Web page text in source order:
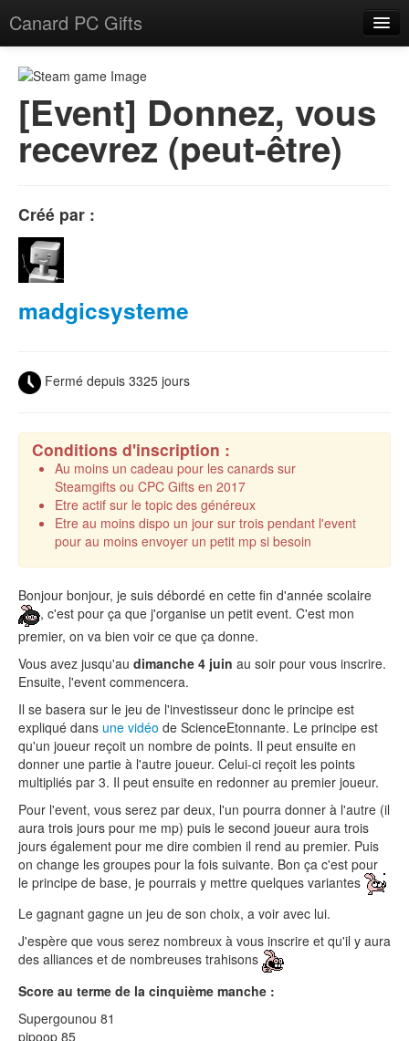
Canard PC Gifts
Connexion
[Event] Donnez, vous
recevrez (peut-être)
Créé par :
madgicsysteme
Fermé depuis 3325 jours
Conditions d'inscription :
Au moins un cadeau pour les canards sur
Steamgifts ou CPC Gifts en 2017
Etre actif sur le topic des généreux
Etre au moins dispo un jour sur trois pendant l'event
pour au moins envoyer un petit mp si besoin
Bonjour bonjour, je suis débordé en cette fin d'année scolaire
, c'est pour ça que j'organise un petit event. C'est mon
premier, on va bien voir ce que ça donne.
Vous avez jusqu'au dimanche 4 juin au soir pour vous inscrire.
Ensuite, l'event commencera.
Il se basera sur le jeu de l'investisseur donc le principe est
expliqué dans une vidéo de ScienceEtonnante. Le principe est
qu'un joueur reçoit un nombre de points. Il peut ensuite en
donner une partie à l'autre joueur. Celui-ci reçoit les points
multipliés par 3. Il peut ensuite en redonner au premier joueur.
Pour l'event, vous serez par deux, l'un pourra donner à l'autre (il
aura trois jours pour me mp) puis le second joueur aura trois
jours également pour me dire combien il rend au premier. Puis
on change les groupes pour la fois suivante. Bon ça c'est pour
le principe de base, je pourrais y mettre quelques variantes
Le gagnant gagne un jeu de son choix, a voir avec lui.
J'espère que vous serez nombreux à vous inscrire et qu'il y aura
des alliances et de nombreuses trahisons
Score au terme de la cinquième manche :
Supergounou 81
pipoop 85